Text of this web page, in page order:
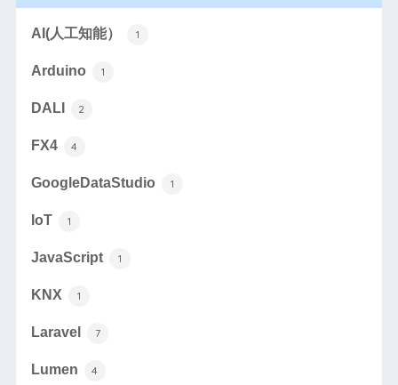
AI(人工知能） 1
Arduino 1
DALI 2
FX4 4
GoogleDataStudio 1
IoT 1
JavaScript 1
KNX 1
Laravel 7
Lumen 4